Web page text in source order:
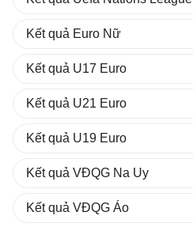
Kết quả Euro Nữ
Kết quả U17 Euro
Kết quả U21 Euro
Kết quả U19 Euro
Kết quả VĐQG Na Uy
Kết quả VĐQG Áo